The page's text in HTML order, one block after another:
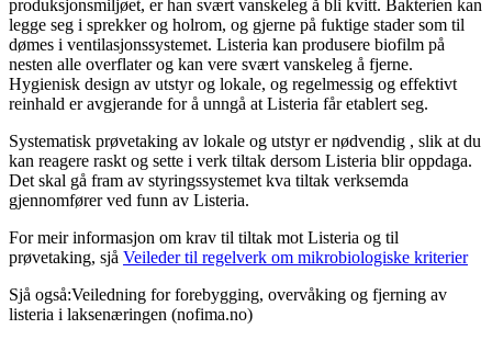
produksjonsmiljøet, er han svært vanskeleg å bli kvitt. Bakterien kan
legge seg i sprekker og holrom, og gjerne på fuktige stader som til
dømes i ventilasjonssystemet. Listeria kan produsere biofilm på
nesten alle overflater og kan vere svært vanskeleg å fjerne.
Hygienisk design av utstyr og lokale, og regelmessig og effektivt
reinhald er avgjerande for å unngå at Listeria får etablert seg.
Systematisk prøvetaking av lokale og utstyr er nødvendig , slik at du
kan reagere raskt og sette i verk tiltak dersom Listeria blir oppdaga.
Det skal gå fram av styringssystemet kva tiltak verksemda
gjennomfører ved funn av Listeria.
For meir informasjon om krav til tiltak mot Listeria og til
prøvetaking, sjå Veileder til regelverk om mikrobiologiske kriterier
Sjå også:Veiledning for forebygging, overvåking og fjerning av
listeria i laksenæringen (nofima.no)